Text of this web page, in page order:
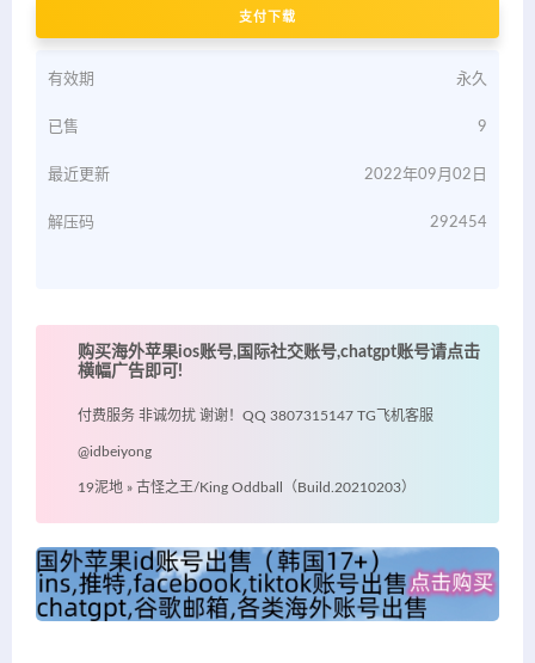
支付下载
有效期 永久
已售 9
最近更新 2022年09月02日
解压码 292454
购买海外苹果ios账号,国际社交账号,chatgpt账号请点击
横幅广告即可!
付费服务 非诚勿扰 谢谢！QQ 3807315147 TG飞机客服
@idbeiyong
19泥地 » 古怪之王/King Oddball（Build.20210203）